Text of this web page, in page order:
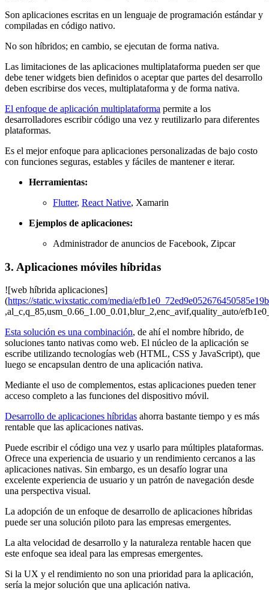
Son aplicaciones escritas en un lenguaje de programación estándar y
compiladas en código nativo.
No son híbridos; en cambio, se ejecutan de forma nativa.
Las limitaciones de las aplicaciones multiplataforma pueden ser que
debe tener widgets bien definidos o aceptar que partes del desarrollo
deben escribirse dos veces, multiplataforma y de forma nativa.
El enfoque de aplicación multiplataforma permite a los
desarrolladores escribir código una vez y reutilizarlo para diferentes
plataformas.
Es el mejor enfoque para aplicaciones personalizadas de bajo costo
con funciones seguras, estables y fáciles de mantener e iterar.
Herramientas:
Flutter, React Native, Xamarin
Ejemplos de aplicaciones:
Administrador de anuncios de Facebook, Zipcar
3. Aplicaciones móviles híbridas
![web híbrida aplicaciones]
(https://static.wixstatic.com/media/
,al_c,q_85,usm_0.66_1.00_0.01,blur_2,enc_avif,quality_auto/
Esta solución es una combinación, de ahí el nombre híbrido, de
soluciones tanto nativas como web. El núcleo de la aplicación se
escribe utilizando tecnologías web (HTML, CSS y JavaScript), que
luego se encapsulan dentro de una aplicación nativa.
Mediante el uso de complementos, estas aplicaciones pueden tener
acceso completo a las funciones del dispositivo móvil.
Desarrollo de aplicaciones híbridas ahorra bastante tiempo y es más
rentable que las aplicaciones nativas.
Puede escribir el código una vez y usarlo para múltiples plataformas.
Ofrece una experiencia de usuario y un rendimiento cercanos a las
aplicaciones nativas. Sin embargo, es un desafío lograr una
excelente experiencia de usuario y un patrón de navegación desde
una perspectiva visual.
La adopción de un enfoque de desarrollo de aplicaciones híbridas
puede ser una solución piloto para las empresas emergentes.
La alta velocidad de desarrollo y la naturaleza rentable hacen que
este enfoque sea ideal para las empresas emergentes.
Si la UX y el rendimiento no son una prioridad para la aplicación,
sería la mejor solución que una aplicación nativa.